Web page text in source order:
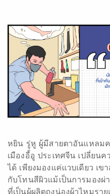
หยิน รู่หู ผู้มีสายตาอันแหลม
เมืองอี้อู ประเทศจีน เปลี่ยน
ได้ เพียงมองแค่แวบเดียว เข
กับโทนสีผิวแม้เป็นการมองผ่
ที่เป็นผู้ผลิตถุงน่องผ้าไหมรา